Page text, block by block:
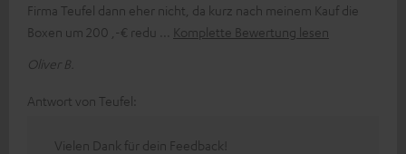
Firma Teufel dann eher nicht, da kurz nach meinem Kauf die
Boxen um 200 ,-€ redu
Komplette Bewertung lesen
Oliver B.
Antwort von Teufel:
Vielen Dank für dein Feedback!